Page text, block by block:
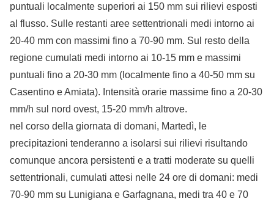
puntuali localmente superiori ai 150 mm sui rilievi esposti
al flusso. Sulle restanti aree settentrionali medi intorno ai
20-40 mm con massimi fino a 70-90 mm. Sul resto della
regione cumulati medi intorno ai 10-15 mm e massimi
puntuali fino a 20-30 mm (localmente fino a 40-50 mm su
Casentino e Amiata). Intensità orarie massime fino a 20-30
mm/h sul nord ovest, 15-20 mm/h altrove.
nel corso della giornata di domani, Martedì, le
precipitazioni tenderanno a isolarsi sui rilievi risultando
comunque ancora persistenti e a tratti moderate su quelli
settentrionali, cumulati attesi nelle 24 ore di domani: medi
70-90 mm su Lunigiana e Garfagnana, medi tra 40 e 70